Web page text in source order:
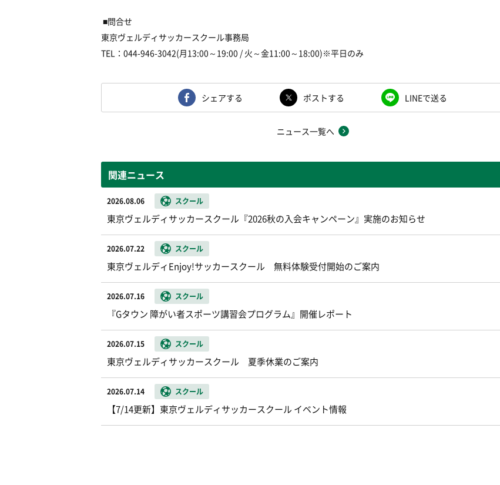
■問合せ
東京ヴェルディサッカースクール事務局
TEL：044-946-3042(月13:00～19:00 / 火～金11:00～18:00)※平日のみ
シェアする ポストする LINEで送る
ニュース一覧へ
関連ニュース
2026.08.06 スクール
東京ヴェルディサッカースクール『2026秋の入会キャンペーン』実施のお知らせ
2026.07.22 スクール
東京ヴェルディEnjoy!サッカースクール 無料体験受付開始のご案内
2026.07.16 スクール
『Gタウン 障がい者スポーツ講習会プログラム』開催レポート
2026.07.15 スクール
東京ヴェルディサッカースクール 夏季休業のご案内
2026.07.14 スクール
【7/14更新】東京ヴェルディサッカースクール イベント情報